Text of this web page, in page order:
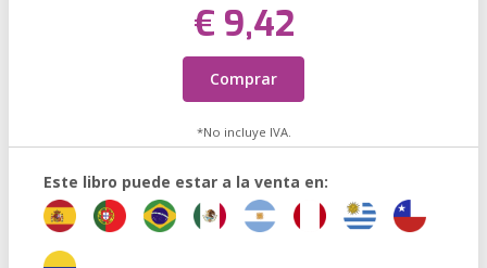
€ 9,42
Comprar
*No incluye IVA.
Este libro puede estar a la venta en: